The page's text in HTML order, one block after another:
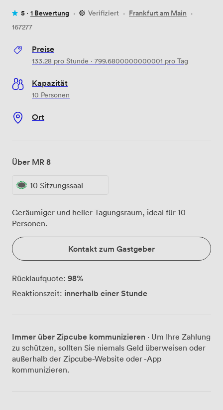
5 · 1 Bewertung · Verifiziert · Frankfurt am Main ·
167277
Preise
133.28 pro Stunde · 799.6800000000001 pro Tag
Kapazität
10 Personen
Ort
Über MR 8
10 Sitzungssaal
Geräumiger und heller Tagungsraum, ideal für 10
Personen.
Kontakt zum Gastgeber
Rücklaufquote: 98%
Reaktionszeit: innerhalb einer Stunde
Immer über Zipcube kommunizieren · Um Ihre Zahlung
zu schützen, sollten Sie niemals Geld überweisen oder
außerhalb der Zipcube-Website oder -App
kommunizieren.